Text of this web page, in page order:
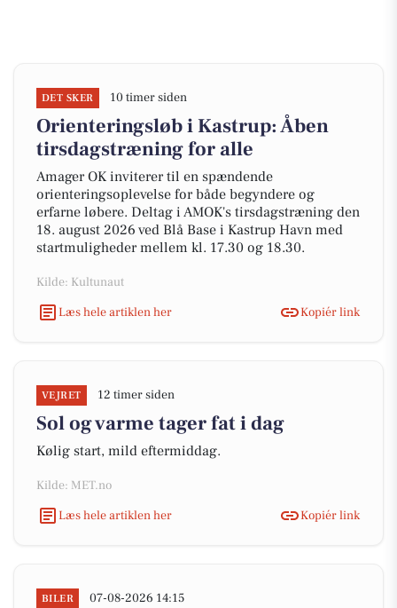
DET SKER 10 timer siden
Orienteringsløb i Kastrup: Åben
tirsdagstræning for alle
Amager OK inviterer til en spændende
orienteringsoplevelse for både begyndere og
erfarne løbere. Deltag i AMOK's tirsdagstræning den
18. august 2026 ved Blå Base i Kastrup Havn med
startmuligheder mellem kl. 17.30 og 18.30.
Kilde: Kultunaut
Læs hele artiklen her
Kopiér link
VEJRET 12 timer siden
Sol og varme tager fat i dag
Kølig start, mild eftermiddag.
Kilde: MET.no
Læs hele artiklen her
Kopiér link
BILER 07-08-2026 14:15